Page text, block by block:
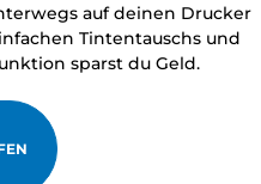
auf deinen Drucker
Tintentauschs und
sparst du Geld.